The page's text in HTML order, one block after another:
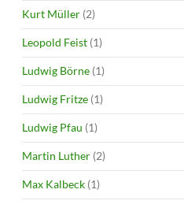
Kurt Müller (2)
Leopold Feist (1)
Ludwig Börne (1)
Ludwig Fritze (1)
Ludwig Pfau (1)
Martin Luther (2)
Max Kalbeck (1)